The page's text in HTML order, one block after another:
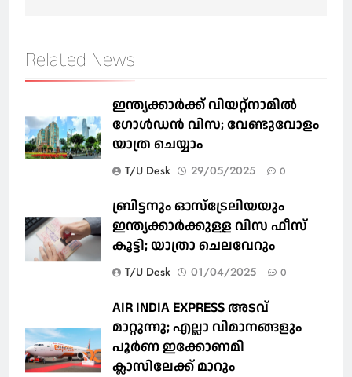
Related News
ഇന്ത്യക്കാർക്ക് വിയറ്റ്‌നാമില്‍
ഗോള്‍ഡന്‍ വിസ; വേണ്ടുവോളം
യാത്ര ചെയ്യാം
T/U Desk 29/05/2025 0
ബ്രിട്ടനും ഓസ്‌ട്രേലിയയും
ഇന്ത്യക്കാര്‍ക്കുള്ള വിസ ഫീസ്
കൂട്ടി; യാത്രാ ചെലവേറും
T/U Desk 01/04/2025 0
AIR INDIA EXPRESS അടവ്
മാറ്റുന്നു; എല്ലാ വിമാനങ്ങളും
പൂര്‍ണ ഇക്കോണമി
ക്ലാസിലേക്ക് മാറും